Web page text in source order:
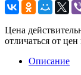
Цена
отличаться от
Описание